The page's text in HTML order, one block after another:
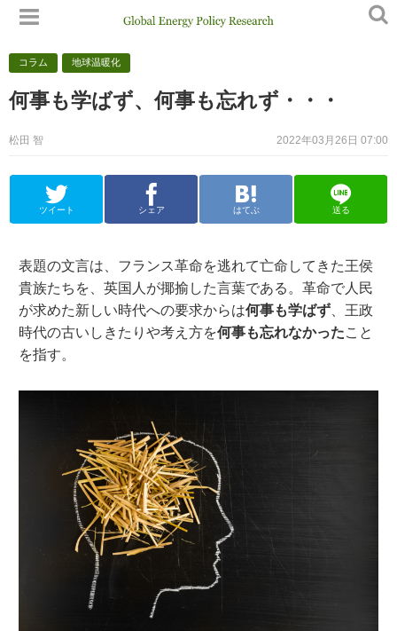
コラム 地球温暖化
何事も学ばず、何事も忘れず・・・
2022年03月26日 07:00
松田 智
ツイート シェア はてぶ 送る
表題の文言は、フランス革命を逃れて亡命してきた王侯
貴族たちを、英国人が揶揄した言葉である。革命で人民
が求めた新しい時代への要求からは何事も学ばず、王政
時代の古いしきたりや考え方を何事も忘れなかったこと
を指す。